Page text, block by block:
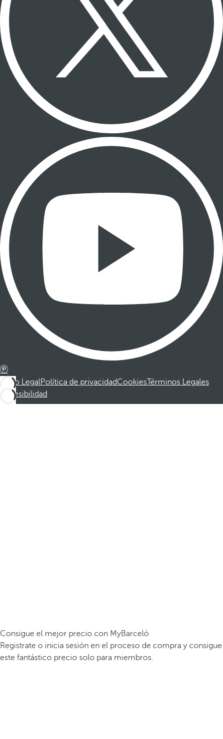
Aviso LegalPolítica de privacidadCookiesTérminos Legales
Accesibilidad
Consigue el mejor precio con MyBarceló
Registrate o inicia sesión en el proceso de compra y consigue
este fantástico precio solo para miembros.